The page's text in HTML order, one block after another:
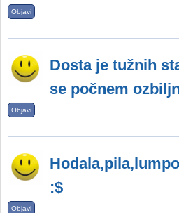
Objavi
Dosta je tužnih
se počnem
Objavi
:$
Objavi